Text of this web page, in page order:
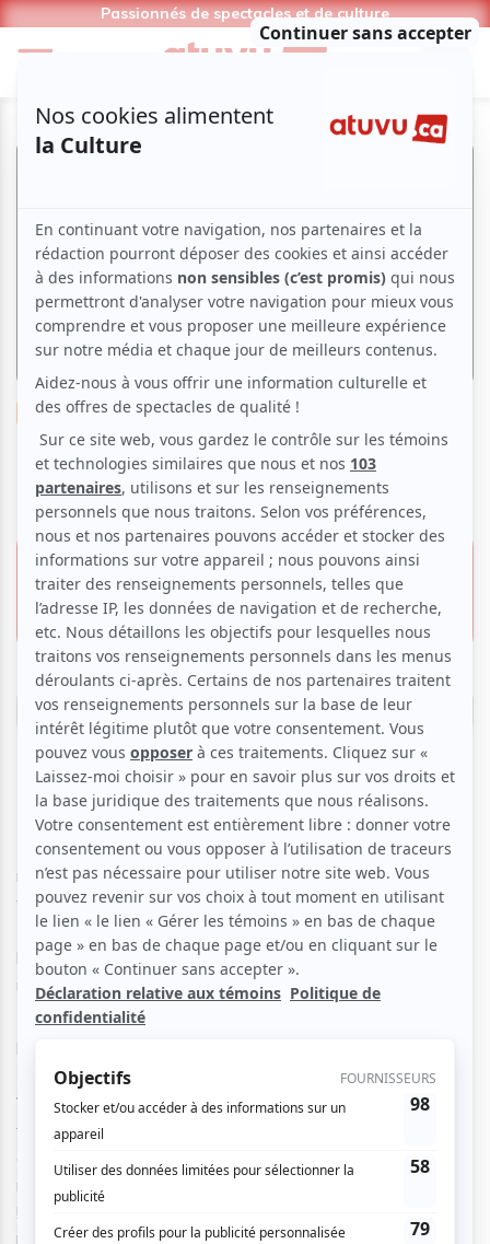
Passionnés de spectacles et de culture
Musique Instrumental Brésilienne Latine
Du Tango à la Bossa Nova
27 février 2026 - 20h00
Théâtre Alphonse-Desjardins
25, allée de la Création,
Repentigny
47.00 $
Information & Réservation
Série Grands Concerts
Dutango argentin à la bossa nova brésilienne, les
musiciens duTrio Fibonaccivous emportent dans un
voyage à la démesure du continent sud-américain.
Explorant les rythmes des hauts plateaux andins, ceux de
la pampa ou des chutes d’Amazonie, ils interprètent les
mélodies qui font l’âme de la musique latine.
Le trio apporte, par son jeu nuancé et emplit d’émotions,
saisonsdePiazzolla
Bachianas Brasileiras de
Villa-Lobos. Il revisite au passage quelques perles
folkloriques vénézuéliennes et mexicaines tout en vous
dévoilant ses motifs dansants et sensuels. Un voyage
musical empreint de chaleur, de musique et de découvertes